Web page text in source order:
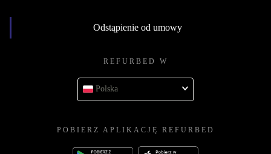
Odstąpienie od umowy
REFURBED W
Polska
POBIERZ APLIKACJĘ REFURBED